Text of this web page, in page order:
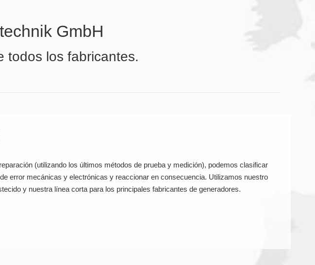
GmbH
todos los fabricantes.
(utilizando los últimos métodos de prueba y medición), podemos clasificar
error mecánicas y electrónicas y reaccionar en consecuencia. Utilizamos nuestro
y nuestra línea corta para los principales fabricantes de generadores.